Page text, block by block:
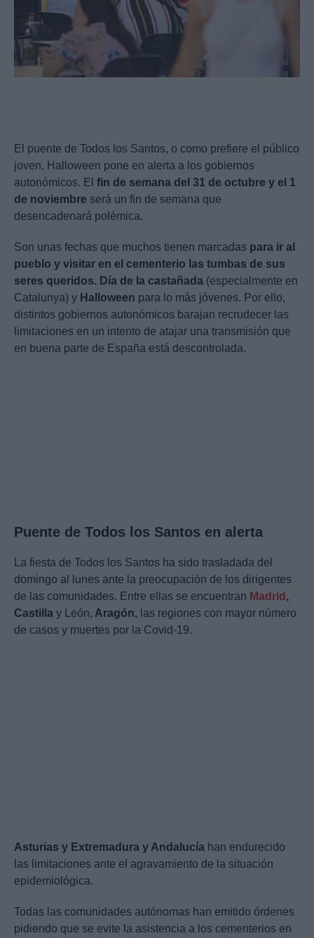
El puente de Todos los Santos, o como prefiere el público
joven, Halloween pone en alerta a los gobiernos
autonómicos. El fin de semana del 31 de octubre y el 1
de noviembre será un fin de semana que
desencadenará polémica.
Son unas fechas que muchos tienen marcadas para ir al
pueblo y visitar en el cementerio las tumbas de sus
seres queridos. Día de la castañada (especialmente en
Catalunya) y Halloween para lo más jóvenes. Por ello,
distintos gobiernos autonómicos barajan recrudecer las
limitaciones en un intento de atajar una transmisión que
en buena parte de España está descontrolada.
Puente de Todos los Santos en alerta
La fiesta de Todos los Santos ha sido trasladada del
domingo al lunes ante la preocupación de los dirigentes
de las comunidades. Entre ellas se encuentran Madrid ,
Castilla y León, Aragón, las regiones con mayor número
de casos y muertes por la Covid-19.
Asturias y Extremadura y Andalucía han endurecido
las limitaciones ante el agravamiento de la situación
epidemiológica.
Todas las comunidades autónomas han emitido órdenes
pidiendo que se evite la asistencia a los cementerios en